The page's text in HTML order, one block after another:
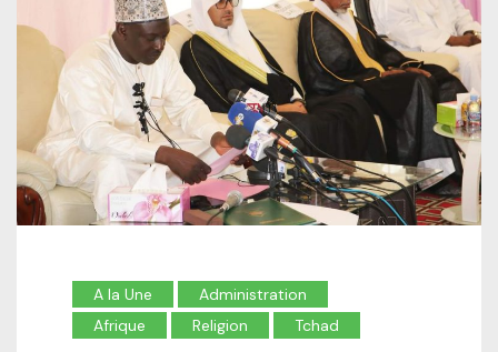
A la Une
Administration
Afrique
Religion Tchad